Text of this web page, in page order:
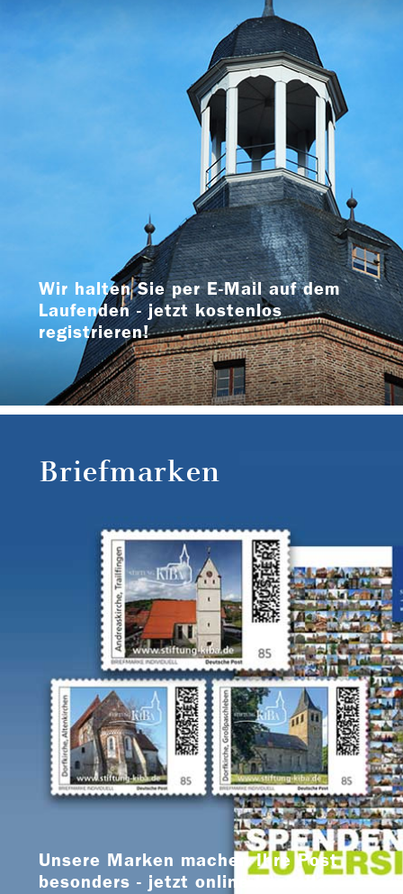
Wir halten Sie per E-Mail auf dem
Laufenden - jetzt kostenlos
registrieren!
Briefmarken
Unsere Marken machen Ihre Post
besonders - jetzt online bestellen